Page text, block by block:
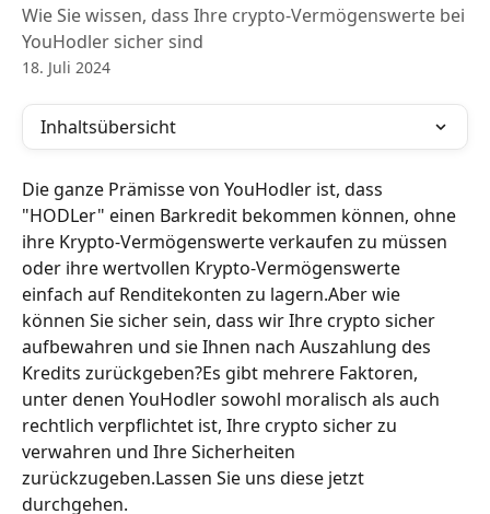
Wie Sie wissen, dass Ihre crypto-Vermögenswerte bei
YouHodler sicher sind
18. Juli 2024
Inhaltsübersicht
Die ganze Prämisse von YouHodler ist, dass
"HODLer" einen Barkredit bekommen können, ohne
ihre Krypto-Vermögenswerte verkaufen zu müssen
oder ihre wertvollen Krypto-Vermögenswerte
einfach auf Renditekonten zu lagern.Aber wie
können Sie sicher sein, dass wir Ihre crypto sicher
aufbewahren und sie Ihnen nach Auszahlung des
Kredits zurückgeben?Es gibt mehrere Faktoren,
unter denen YouHodler sowohl moralisch als auch
rechtlich verpflichtet ist, Ihre crypto sicher zu
verwahren und Ihre Sicherheiten
zurückzugeben.Lassen Sie uns diese jetzt
durchgehen.